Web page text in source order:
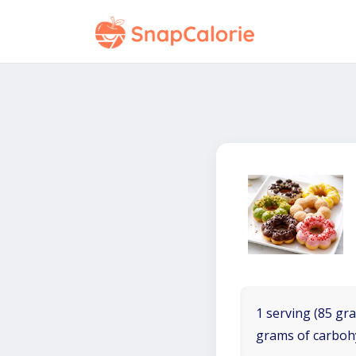
1 serving (85
grams of